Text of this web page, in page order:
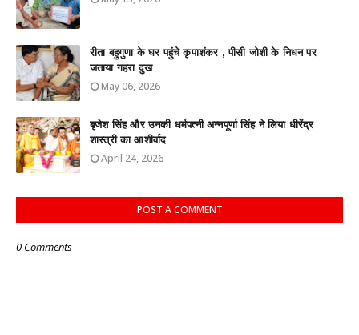
रीता बहुगुणा के घर पहुंचे कृपाशंकर , पीसी जोशी के निधन पर
जताया गहरा दुख
May 06, 2026
बृजेश सिंह और उनकी धर्मपत्नी अन्नपूर्णा सिंह ने लिया धीरेंद्र
शास्त्री का आशीर्वाद
April 24, 2026
POST A COMMENT
0 Comments